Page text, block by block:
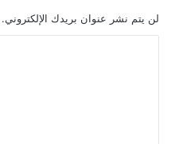
لن يتم نشر عنوان بريدك الإلكتروني.